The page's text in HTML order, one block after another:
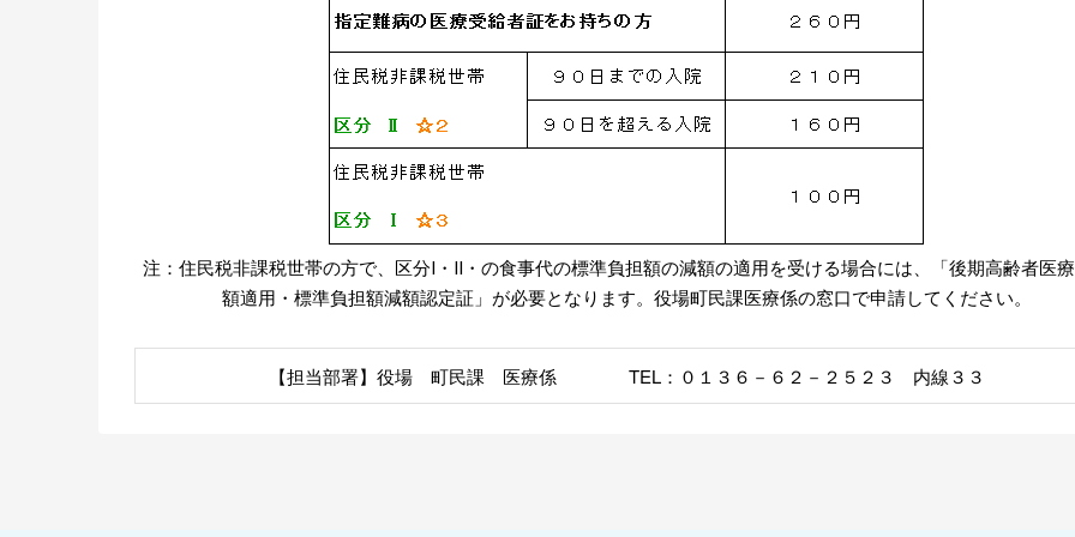
注：住民税非課税世帯の方で、区分Ⅰ・Ⅱ・の食事代の標準負担額の減額の適用を受ける場合には、「後期高齢者医
額適用・標準負担額減額認定証」が必要となります。役場町民課医療係の窓口で申請してください。
【担当部署】役場 町民課 医療係 TEL：０１３６－６２－２５２３ 内線３３